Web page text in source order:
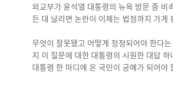
외교부가 윤석열 대통령의 뉴욕 방문 중 비
든 대 날리면 논란이 이제는 법정까지 가게
무엇이 잘못됐고 어떻게 정정되어야 한다
지 이 질문에 대한 대통령의 시원한 대답
대통령 한 마디에 온 국민이 궁예가 되어야